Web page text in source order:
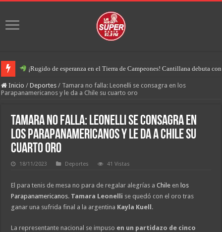
¡Rugido de esperanza en el Tierra de Campeones! Cantillana debuta
Inicio / Deportes / Tamara no falla: Leonelli se consagra en los
Parapanamericanos y le da a Chile su cuarto oro
Tamara no falla: Leonelli se consagra en
los Parapanamericanos y le da a Chile su
cuarto oro
18/11/2023 Deportes 41 Vistas
El para tenis de mesa no para de regalar alegrías a Chile en los
Parapanamericanos. Tamara Leonelli se quedó con el oro tras
ganar una sufrida final a la argentina Kayla Kuell .
La representante nacional se impuso en un partidazo de cinco